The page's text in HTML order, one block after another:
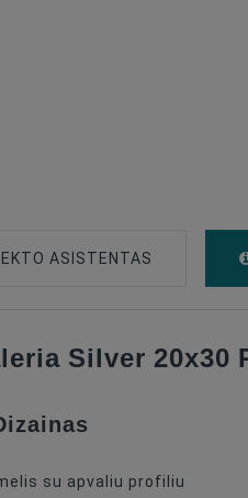
ASISTENTAS
Silver 20x30
su apvaliu profiliu